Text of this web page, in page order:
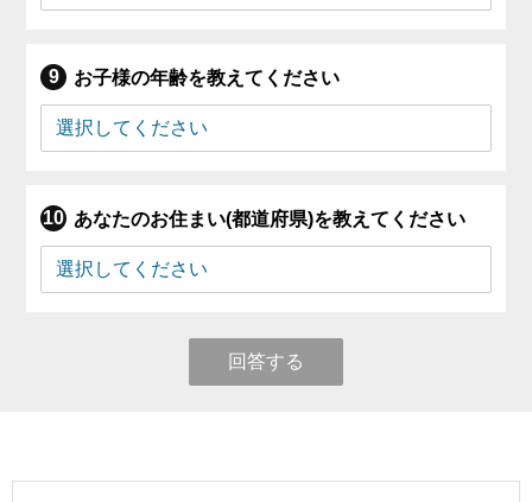
お子様の年齢を教えてください
あなたのお住まい(都道府県)を教えてください
回答する